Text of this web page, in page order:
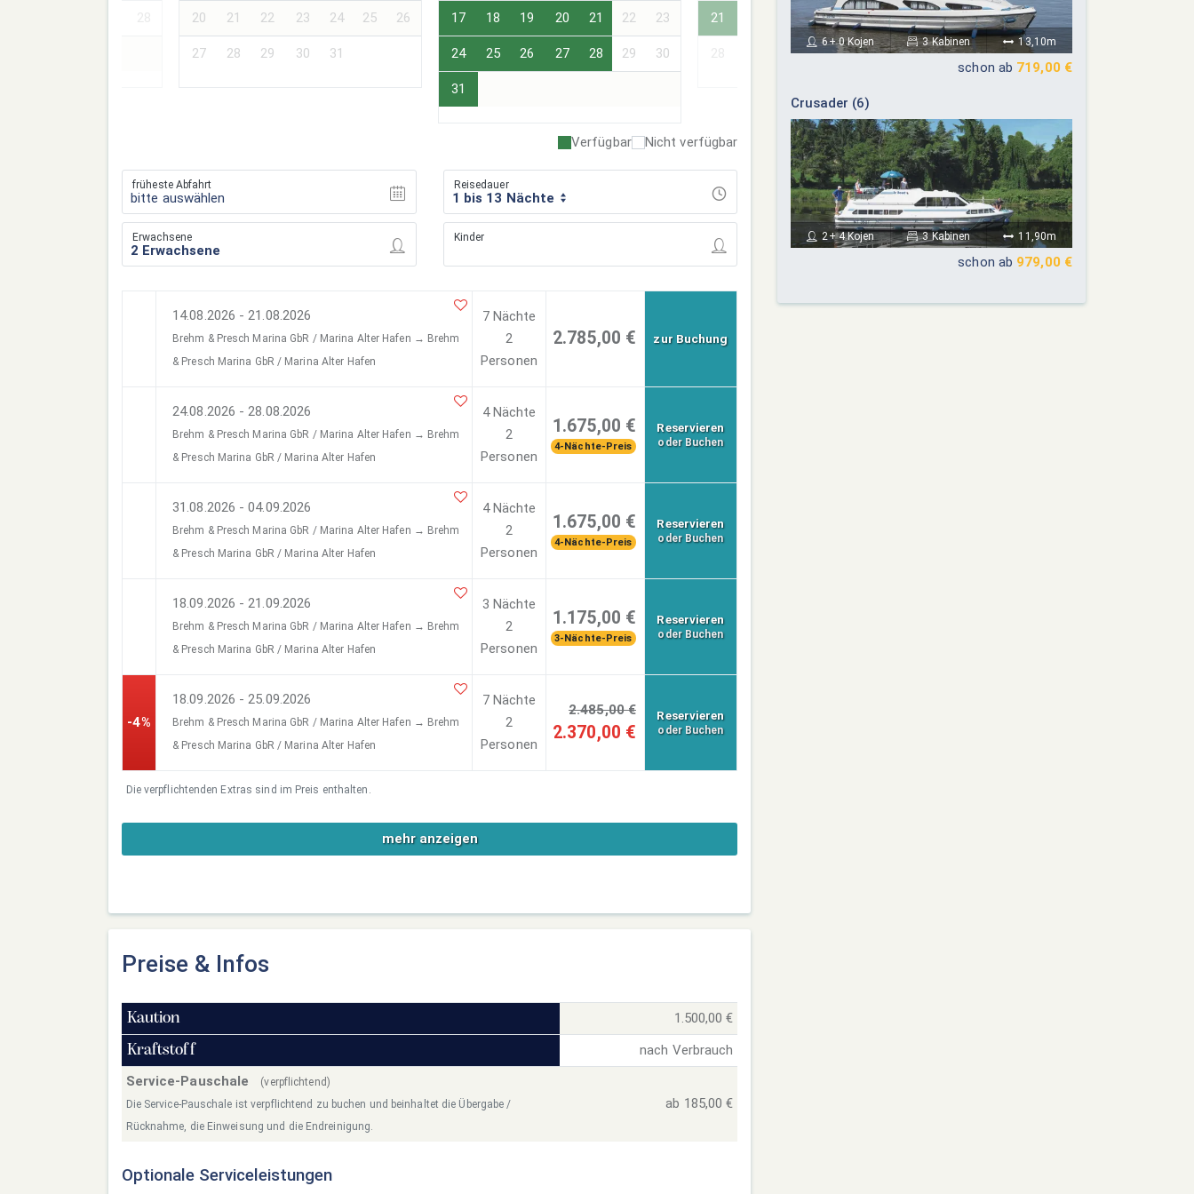
20 21 22 23 24 25 26
27 28 29 30 31
17 18 19 20 21 22 23
24 25 26 27 28 29 30
31
21 24 25 26 27
30
19 20 21
26 27 28
Verfügbar Nicht verfügbar
früheste Abfahrt
bitte auswählen
Reisedauer
1 bis 13 Nächte
Erwachsene Kinder
14.08.2026 - 21.08.2026
Brehm & Presch Marina GbR / Marina Alter Hafen → Brehm
& Presch Marina GbR / Marina Alter Hafen
7 Nächte
2
Personen
2.785,00 € zur Buchung
24.08.2026 - 28.08.2026
Brehm & Presch Marina GbR / Marina Alter Hafen → Brehm
& Presch Marina GbR / Marina Alter Hafen
4 Nächte
2
Personen
1.675,00 €
4-Nächte-Preis
Reservieren
oder Buchen
31.08.2026 - 04.09.2026
Brehm & Presch Marina GbR / Marina Alter Hafen → Brehm
& Presch Marina GbR / Marina Alter Hafen
4 Nächte
2
Personen
1.675,00 €
4-Nächte-Preis
Reservieren
oder Buchen
18.09.2026 - 21.09.2026
Brehm & Presch Marina GbR / Marina Alter Hafen → Brehm
& Presch Marina GbR / Marina Alter Hafen
3 Nächte
2
Personen
1.175,00 €
3-Nächte-Preis
Reservieren
oder Buchen
-4%
18.09.2026 - 25.09.2026
Brehm & Presch Marina GbR / Marina Alter Hafen → Brehm
& Presch Marina GbR / Marina Alter Hafen
7 Nächte
2
Personen
2.485,00 €
2.370,00 €
Reservieren
oder Buchen
Die verpflichtenden Extras sind im Preis enthalten.
mehr anzeigen
Preise & Infos
Kaution 1.500,00 €
Kraftstoff
nach Verbrauch
Service-Pauschale
(verpflichtend)
Die Service-Pauschale ist verpflichtend zu buchen und beinhaltet die Übergabe /
Rücknahme, die Einweisung und die Endreinigung.
ab 185,00 €
Optionale Serviceleistungen
6+ 0 Kojen 3 Kabinen 13,10m
schon ab 719,00 €
Crusader (6)
2+ 4 Kojen 3 Kabinen 11,90m
schon ab 979,00 €